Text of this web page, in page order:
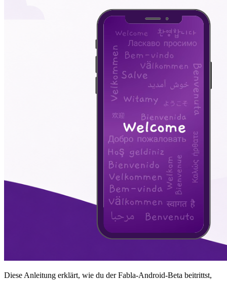
Diese Anleitung erklärt, wie du der Fabla-Android-Beta beitrittst,